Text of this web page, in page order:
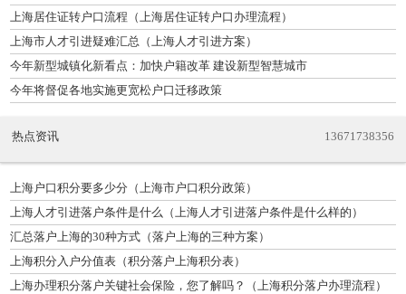
上海居住证转户口流程（上海居住证转户口办理流程）
上海市人才引进疑难汇总（上海人才引进方案）
今年新型城镇化新看点：加快户籍改革 建设新型智慧城市
今年将督促各地实施更宽松户口迁移政策
热点资讯 13671738356
上海户口积分要多少分（上海市户口积分政策）
上海人才引进落户条件是什么（上海人才引进落户条件是什么样的）
汇总落户上海的30种方式（落户上海的三种方案）
上海积分入户分值表（积分落户上海积分表）
上海办理积分落户关键社会保险，您了解吗？（上海积分落户办理流程）